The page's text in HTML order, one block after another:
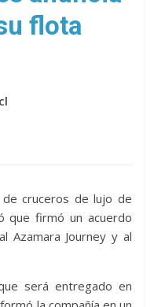
flota
de cruceros de lujo de
que firmó un acuerdo
Azamara Journey y al
será entregado en